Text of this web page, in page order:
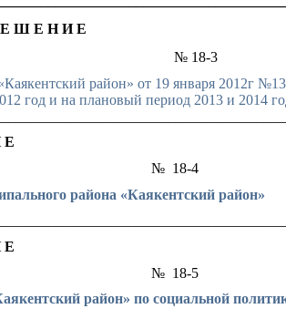
Ш Е Н И Е
№ 18-3
район» от 19 января 2012г
год и на плановый период 2013 и 2014
№ 18-4
района «Каякентский район»
№ 18-5
район» по социальной